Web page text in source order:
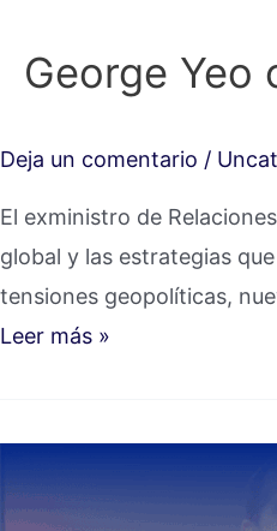
George Yeo
Deja un comentario /
El exministro de
global y las estrategias
tensiones geopolíticas,
Leer más »